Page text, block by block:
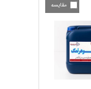
مقایسه